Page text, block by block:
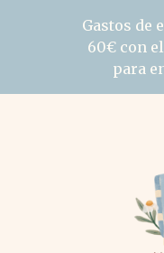
Gastos de
60€ con
para